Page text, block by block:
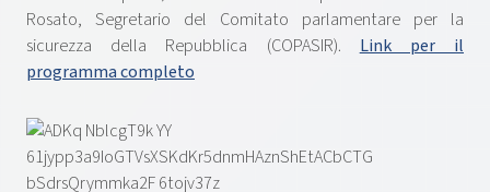
Rosato, Segretario del Comitato parlamentare per la
sicurezza della Repubblica (COPASIR). Link per il
programma completo